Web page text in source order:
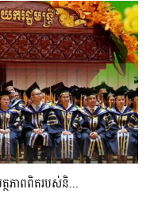
ភាពពិតរបស់និ...